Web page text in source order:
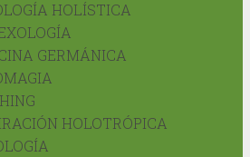
HOLÍSTICA
GERMÁNICA
HOLOTRÓPICA